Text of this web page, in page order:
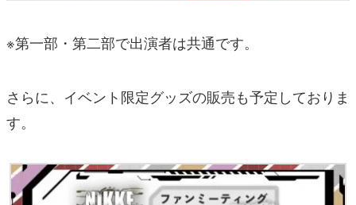
※第一部・第二部で出演者は共通です。
さらに、イベント限定グッズの販売も予定しておりま
す。